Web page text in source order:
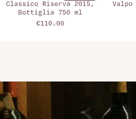
Classico Riserva 2015,
Bottiglia 750 ml
€110.00